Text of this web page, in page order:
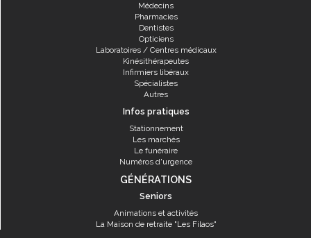
Médecins
Pharmacies
Dentistes
Opticiens
Laboratoires / Centres médicaux
Kinésithérapeutes
Infirmiers libéraux
Spécialistes
Autres
Infos pratiques
Stationnement
Les marchés
Le funéraire
Numéros d'urgence
GÉNÉRATIONS
Seniors
Animations et activités
La Maison de retraite "Les Filaos"